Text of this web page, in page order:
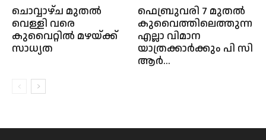
ചൊവ്വാഴ്ച മുതൽ
വെള്ളി വരെ
കുവൈറ്റിൽ മഴയ്ക്ക്
സാധ്യത
ഫെബ്രുവരി 7 മുതൽ
കുവൈത്തിലെത്തുന്ന
എല്ലാ വിമാന
യാത്രക്കാർക്കും പി സി
ആർ...